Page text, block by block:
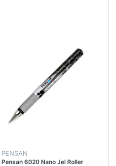
PENSAN
Pensan 6020 Nano Jel Roller